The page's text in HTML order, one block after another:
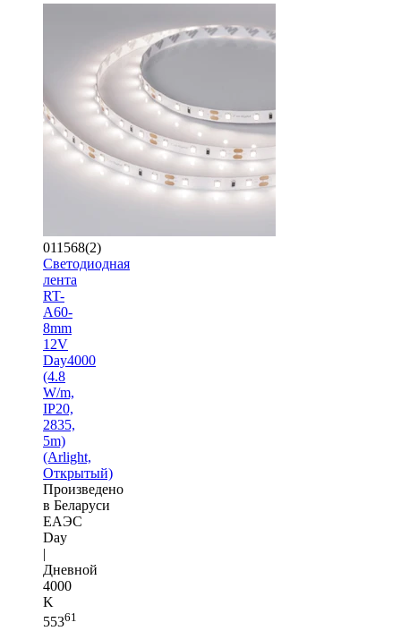
011568(2)
Светодиодная
лента
RT-
A60-
8mm
12V
Day4000
(4.8
W/m,
IP20,
2835,
5m)
(Arlight,
Открытый)
Произведено
в Беларуси
ЕАЭС
Day
|
Дневной
4000
K
55361